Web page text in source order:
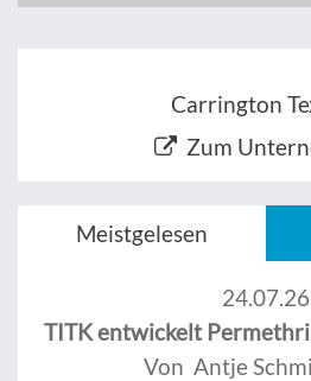
Carrington
Zum
Meistgelesen
24.07.26
TITK entwickelt
Von Antje